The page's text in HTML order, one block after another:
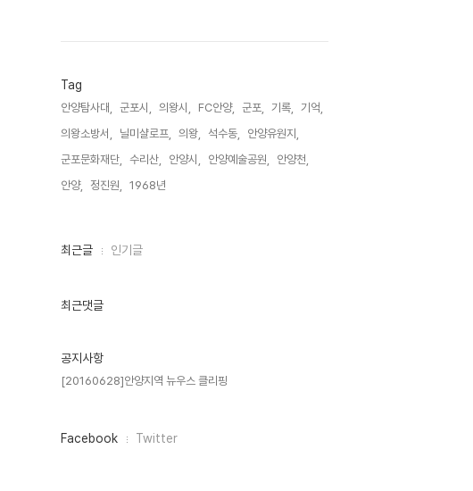
Tag
안양탐사대, 군포시, 의왕시, FC안양, 군포, 기록,
기억,
의왕소방서,
닐미샬로프, 의왕, 석수동,
안양유원지,
군포문화재단,
수리산, 안양시, 안양예술공원,
안양천,
안양,
정진원, 1968년,
최
인
최근글 인기글
최근댓글
공지사항
[20160628]안양지역 뉴우스 클리핑
페
Facebook Twitter